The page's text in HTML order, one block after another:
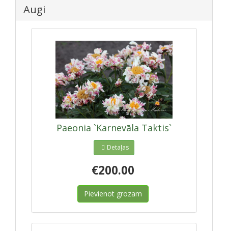
Augi
Paeonia `Karnevāla Taktis`
Detaļas
€200.00
Pievienot grozam